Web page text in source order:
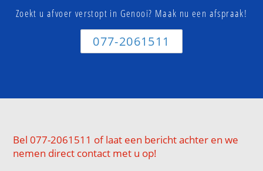
Zoekt u afvoer verstopt in Genooi? Maak nu een afspraak!
077-2061511
Bel 077-2061511 of laat een bericht achter en we
nemen direct contact met u op!